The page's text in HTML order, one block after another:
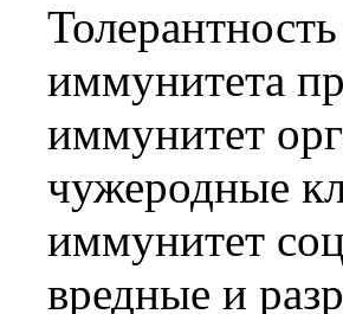
иммунитета
иммунитет
чужеродные
иммунитет
вредные и